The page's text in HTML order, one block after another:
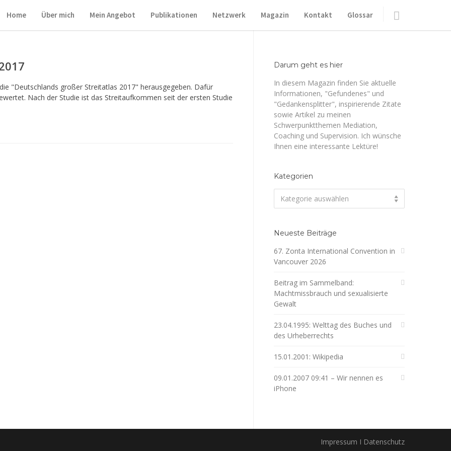
Home Über mich Mein Angebot Publikationen Netzwerk Magazin Kontakt Glossar
"Deutschlands großer Streitatlas 2017" herausgegeben. Dafür
Nach der Studie ist das Streitaufkommen seit der ersten Studie
Darum geht es hier
In diesem Magazin finden Sie aktuelle
Informationen, "Gefundenes" und
"Gedankensplitter", inspirierende Zitate
sowie Artikel zu meinen
Schwerpunktthemen Mediation,
Coaching und Supervision. Ich wünsche
Ihnen eine interessante Lektüre!
Kategorien
Kategorie auswählen
Neueste Beiträge
67. Zonta International Convention in
Vancouver 2026
Beitrag im Sammelband:
Machtmissbrauch und sexualisierte
Gewalt
23.04.1995: Welttag des Buches und
des Urheberrechts
15.01.2001: Wikipedia
09.01.2007 09:41 – Wir nennen es
iPhone
Impressum I Datenschutz